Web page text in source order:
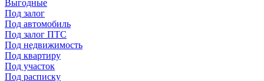
Выгодные
Под залог
Под автомобиль
Под залог ПТС
Под недвижимость
Под квартиру
Под участок
Под расписку